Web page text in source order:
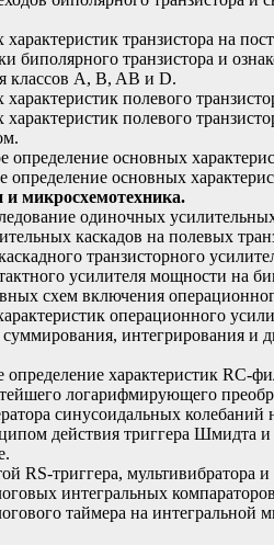
транзистора на
биполярного транзистора и
классов A, B, AB и D.
полевого
полевого
определение основных
определение основных
микросхемотехника.
одиночных
каскадов на полевых
транзисторного
усилителя мощности на
схем включения
операционного
интегрирования и
характеристик RC-
логарифмирующего
синусоидальных колебаний
действия триггера Шмидта
RS-триггера, мультивибратора
интегральных
таймера на интегральной